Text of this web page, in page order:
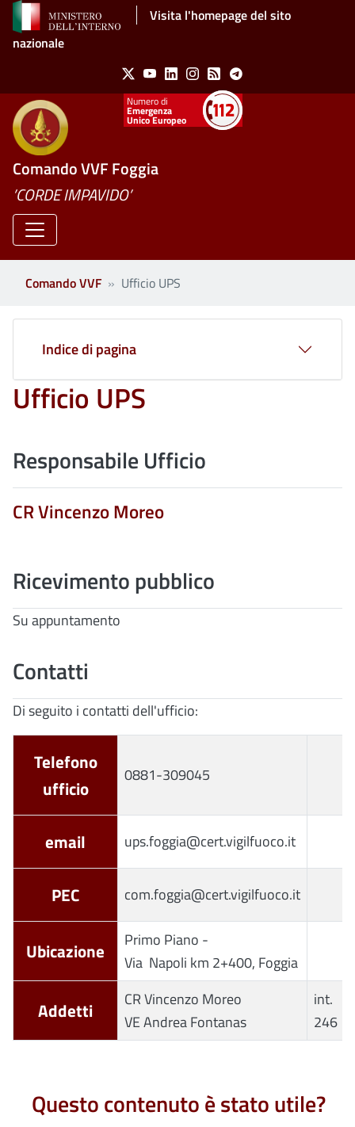
Salta al contenuto principaleVisita l'homepage del sito
nazionale
Social Menu
X YoutubeLinkedinInstagram
Feed Telegram
Emergenza
Unico Europeo
Comando VVF Foggia
’CORDE IMPAVIDO’
Comando VVF Ufficio UPS
Ufficio UPS
Responsabile Ufficio
CR Vincenzo Moreo
Ricevimento pubblico
Su appuntamento
Contatti
Di seguito i contatti dell'ufficio:
Telefono
ufficio
0881-309045
email ups.foggia@cert.vigilfuoco.it
PEC com.foggia@cert.vigilfuoco.it
Ubicazione
Primo Piano -
Via Napoli km 2+400, Foggia
Addetti
CR Vincenzo Moreo
VE Andrea Fontanas
int.
246
Indice di pagina
Questo contenuto è stato utile?